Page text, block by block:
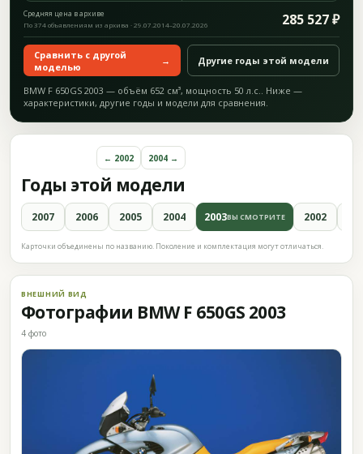
Средняя цена в архиве 285 527 ₽
По 374 объявлениям из архива · 29.07.2014–20.07.2026
Сравнить с другой
моделью
→ Другие годы этой модели
BMW F 650GS 2003 — объём 652 см³, мощность 50 л.с.. Ниже —
характеристики, другие годы и модели для сравнения.
Годы этой модели
← 2002 2004 →
2007 2006 2005 2004 2003ВЫ СМОТРИТЕ 2002
Карточки объединены по названию. Поколение и комплектация могут отличаться.
ВНЕШНИЙ ВИД
Фотографии BMW F 650GS 2003
4 фото